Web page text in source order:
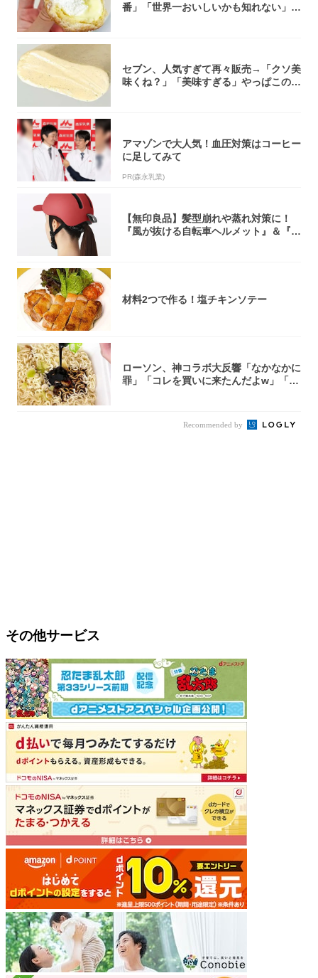
番」「世界一おいしいかも知れない」
セブン、人気すぎて再々販売→「クソ美
味くね？」「美味すぎる」やっぱこのク
アマゾンで大人気！血圧対策はコーヒー
に足してみて
PR(森永乳業)
【無印良品】髪型崩れや蒸れ対策に！
『風が抜ける自転車ヘルメット』＆『2
材料2つで作る！塩チキンソテー
ローソン、神コラボ大反響「なかなかに
罪」「コレを買いに来たんだよw」「３
Recommended by
その他サービス